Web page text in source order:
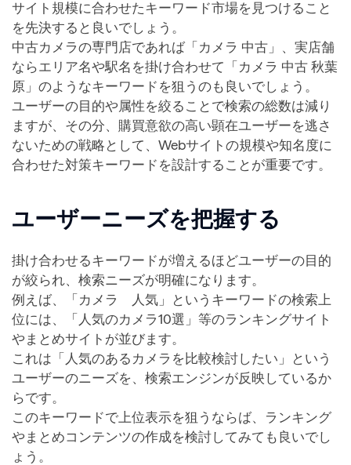
サイト規模に合わせたキーワード市場を見つけること
を先決すると良いでしょう。
中古カメラの専門店であれば「カメラ 中古」、実店舗
ならエリア名や駅名を掛け合わせて「カメラ 中古 秋葉
原」のようなキーワードを狙うのも良いでしょう。
ユーザーの目的や属性を絞ることで検索の総数は減り
ますが、その分、購買意欲の高い顕在ユーザーを逃さ
ないための戦略として、Webサイトの規模や知名度に
合わせた対策キーワードを設計することが重要です。
ユーザーニーズを把握する
掛け合わせるキーワードが増えるほどユーザーの目的
が絞られ、検索ニーズが明確になります。
例えば、「カメラ 人気」というキーワードの検索上
位には、「人気のカメラ10選」等のランキングサイト
やまとめサイトが並びます。
これは「人気のあるカメラを比較検討したい」という
ユーザーのニーズを、検索エンジンが反映しているか
らです。
このキーワードで上位表示を狙うならば、ランキング
やまとめコンテンツの作成を検討してみても良いでし
ょう。